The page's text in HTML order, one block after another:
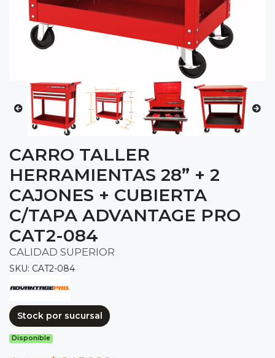
CARRO TALLER
HERRAMIENTAS 28” + 2
CAJONES + CUBIERTA
C/TAPA ADVANTAGE PRO
CAT2-084
CALIDAD SUPERIOR
SKU: CAT2-084
Stock por sucursal
Disponible